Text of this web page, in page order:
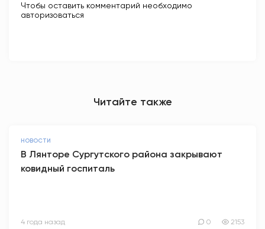
Чтобы оставить комментарий необходимо
авторизоваться
Читайте также
НОВОСТИ
В Лянторе Сургутского района закрывают
ковидный госпиталь
4 года назад 0 2153